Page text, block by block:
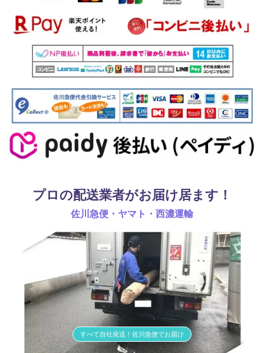
プロの配送業者がお届け居ます！
佐川急便・ヤマト・西濃運輸
すべて自社発送！佐川急便でお届け